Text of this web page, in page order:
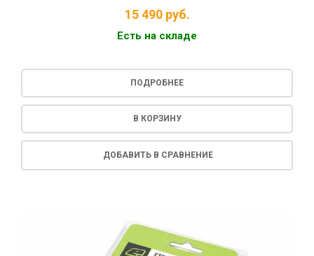
15 490руб.
Есть на складе
ПОДРОБНЕЕ
В КОРЗИНУ
ДОБАВИТЬ В СРАВНЕНИЕ